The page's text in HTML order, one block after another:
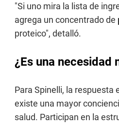
"Si uno mira la lista de
agrega un concentrado de
proteico", detalló.
¿Es una necesidad
Para Spinelli, la respuesta
existe una mayor
salud. Participan en la